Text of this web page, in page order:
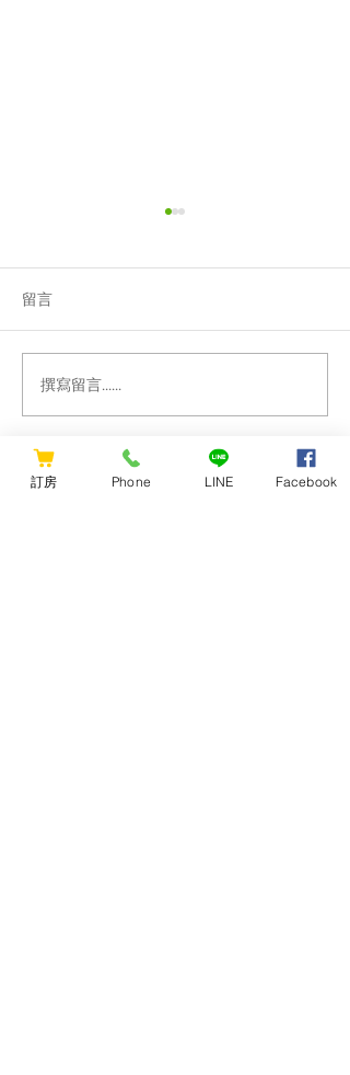
洄瀾窩特約停車場 旅遊花
蓮更便利
留言
撰寫留言......
訂房 Phone LINE Facebook